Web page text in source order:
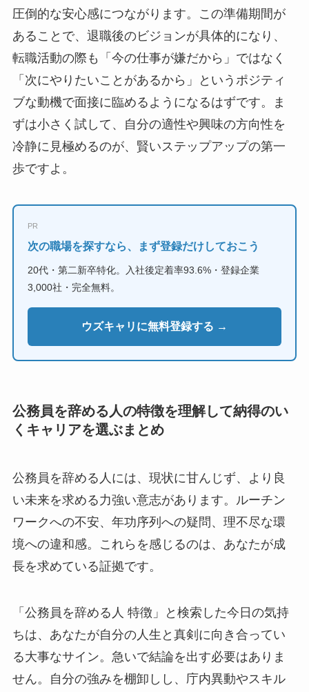
圧倒的な安心感につながります。この準備期間が
あることで、退職後のビジョンが具体的になり、
転職活動の際も「今の仕事が嫌だから」ではなく
「次にやりたいことがあるから」というポジティ
ブな動機で面接に臨めるようになるはずです。ま
ずは小さく試して、自分の適性や興味の方向性を
冷静に見極めるのが、賢いステップアップの第一
歩ですよ。
PR
次の職場を探すなら、まず登録だけしておこう
20代・第二新卒特化。入社後定着率93.6%・登録企業
3,000社・完全無料。
ウズキャリに無料登録する →
公務員を辞める人の特徴を理解して納得のい
くキャリアを選ぶまとめ
公務員を辞める人には、現状に甘んじず、より良
い未来を求める力強い意志があります。ルーチン
ワークへの不安、年功序列への疑問、理不尽な環
境への違和感。これらを感じるのは、あなたが成
長を求めている証拠です。
「公務員を辞める人 特徴」と検索した今日の気持
ちは、あなたが自分の人生と真剣に向き合ってい
る大事なサイン。急いで結論を出す必要はありま
せん。自分の強みを棚卸しし、庁内異動やスキル